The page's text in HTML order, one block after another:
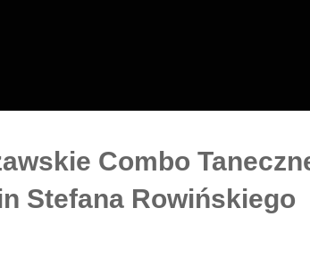
Combo
Stefana Rowińskiego